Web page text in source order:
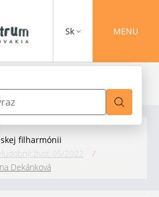
Sk MENU
filharmónii
život 05/2022
/
Dekánková